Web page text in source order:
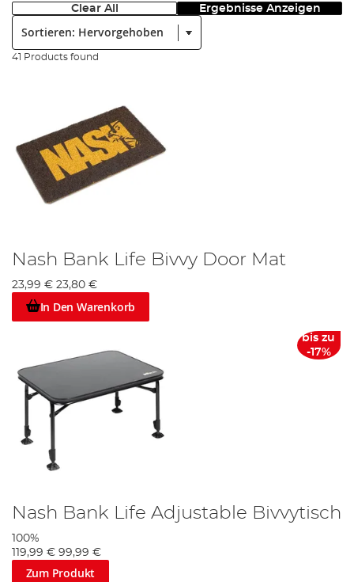
Clear All Ergebnisse Anzeigen
41 Products found
Nash Bank Life Bivvy Door Mat
23,99 € 23,80 €
In Den Warenkorb
bis zu
-17%
Nash Bank Life Adjustable Bivvytisch
100%
119,99 € 99,99 €
Zum Produkt